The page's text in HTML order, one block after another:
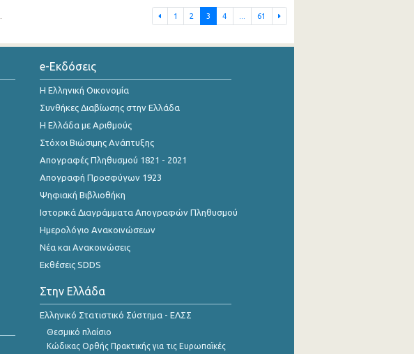
1 2 3 4 61
e-Εκδόσεις
Η Ελληνική Οικονομία
Συνθήκες Διαβίωσης στην Ελλάδα
Η Ελλάδα με Αριθμούς
Στόχοι Βιώσιμης Ανάπτυξης
Απογραφές Πληθυσμού 1821 - 2021
Απογραφή Προσφύγων 1923
Ψηφιακή Βιβλιοθήκη
Ιστορικά Διαγράμματα Απογραφών Πληθυσμού
Ημερολόγιο Ανακοινώσεων
Νέα και Ανακοινώσεις
Εκθέσεις SDDS
Στην Ελλάδα
Ελληνικό Στατιστικό Σύστημα - ΕΛΣΣ
Θεσμικό πλαίσιο
Κώδικας Ορθής Πρακτικής για τις Ευρωπαϊκές